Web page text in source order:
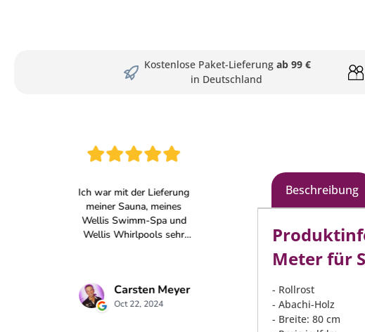
Kostenlose Paket-Lieferung ab 99 €
in Deutschland
Beschreibung
Meter für
- Rollrost
- Abachi-Holz
- Breite: 80 cm